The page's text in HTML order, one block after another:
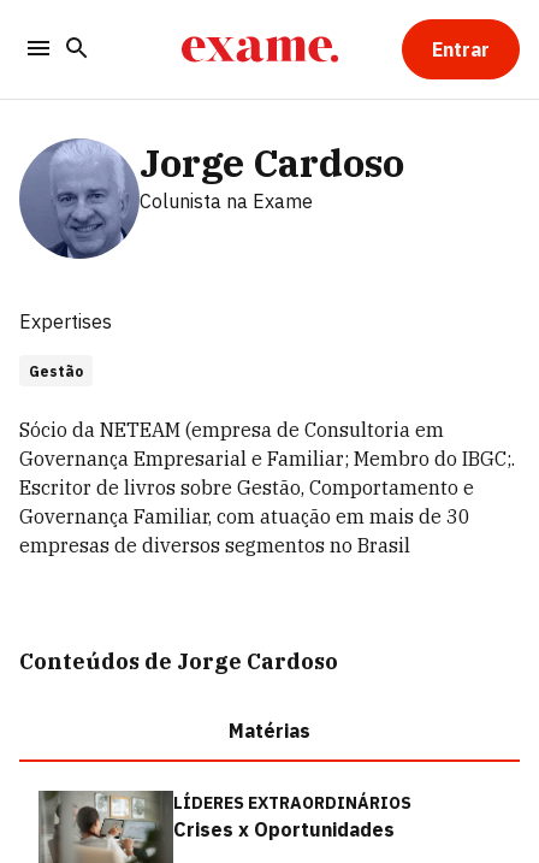
Entrar
Jorge Cardoso
Colunista na Exame
Expertises
Gestão
Sócio da NETEAM (empresa de Consultoria em
Governança Empresarial e Familiar; Membro do IBGC;.
Escritor de livros sobre Gestão, Comportamento e
Governança Familiar, com atuação em mais de 30
empresas de diversos segmentos no Brasil
Conteúdos de Jorge Cardoso
Matérias
LÍDERES EXTRAORDINÁRIOS
Crises x Oportunidades